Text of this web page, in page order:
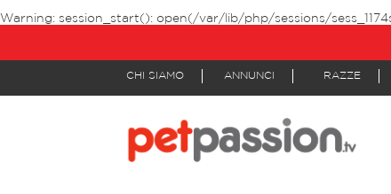
Warning: session_start(): open(/var/lib/php/sessions/
CHI SIAMO ANNUNCI RAZZE